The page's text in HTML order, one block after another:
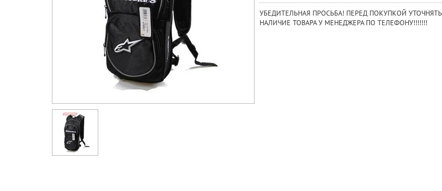
УБЕДИТЕЛЬНАЯ ПРОСЬБА! ПЕРЕД ПОКУПКОЙ УТОЧНЯТЬ
НАЛИЧИЕ ТОВАРА У МЕНЕДЖЕРА ПО ТЕЛЕФОНУ!!!!!!!